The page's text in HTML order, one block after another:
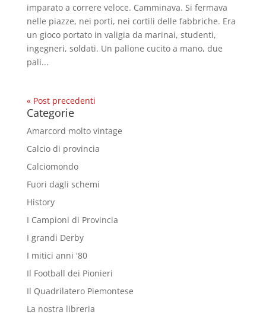
imparato a correre veloce. Camminava. Si fermava
nelle piazze, nei porti, nei cortili delle fabbriche. Era
un gioco portato in valigia da marinai, studenti,
ingegneri, soldati. Un pallone cucito a mano, due
pali...
« Post precedenti
Categorie
Amarcord molto vintage
Calcio di provincia
Calciomondo
Fuori dagli schemi
History
I Campioni di Provincia
I grandi Derby
I mitici anni '80
Il Football dei Pionieri
Il Quadrilatero Piemontese
La nostra libreria